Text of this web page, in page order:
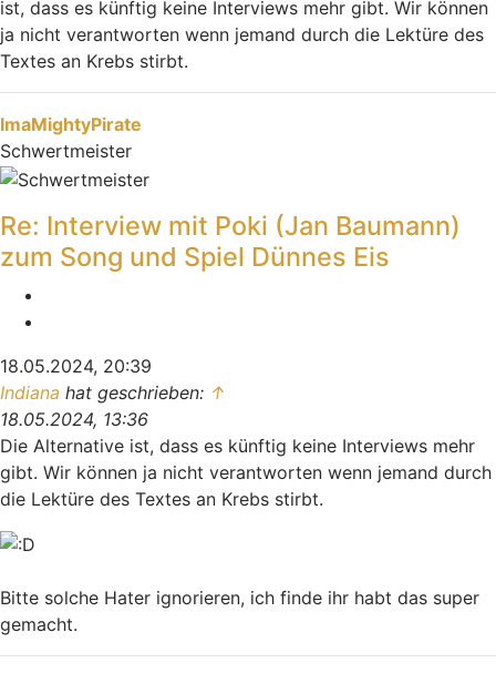
ist, dass es künftig keine Interviews mehr gibt. Wir können
ja nicht verantworten wenn jemand durch die Lektüre des
Textes an Krebs stirbt.
ImaMightyPirate
Schwertmeister
Re: Interview mit Poki (Jan Baumann)
zum Song und Spiel Dünnes Eis
18.05.2024, 20:39
Indiana hat geschrieben: ↑
18.05.2024, 13:36
Die Alternative ist, dass es künftig keine Interviews mehr
gibt. Wir können ja nicht verantworten wenn jemand durch
die Lektüre des Textes an Krebs stirbt.
Bitte solche Hater ignorieren, ich finde ihr habt das super
gemacht.
Nach oben